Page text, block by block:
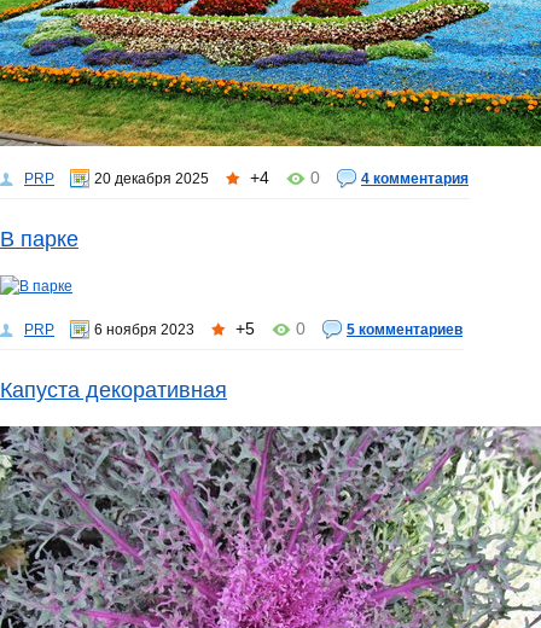
PRP 20 декабря 2025 +4 0 4 комментария
В парке
PRP 6 ноября 2023 +5 0 5 комментариев
Капуста декоративная